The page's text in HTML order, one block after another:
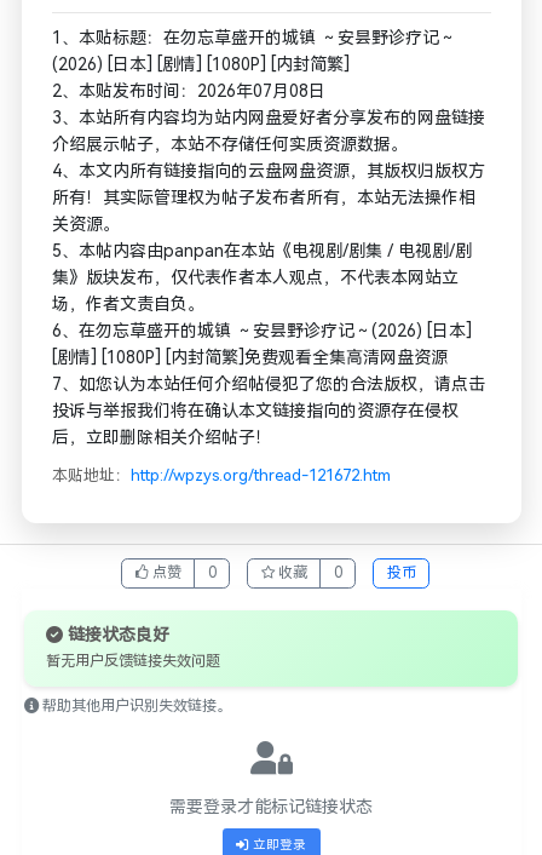
1、本贴标题：在勿忘草盛开的城镇 ～安昙野诊疗记～
(2026) [日本] [剧情] [1080P] [内封简繁]
2、本贴发布时间：2026年07月08日
3、本站所有内容均为站内网盘爱好者分享发布的网盘链接
介绍展示帖子，本站不存储任何实质资源数据。
4、本文内所有链接指向的云盘网盘资源，其版权归版权方
所有！其实际管理权为帖子发布者所有，本站无法操作相
关资源。
5、本帖内容由panpan在本站《电视剧/剧集 / 电视剧/剧
集》版块发布，仅代表作者本人观点，不代表本网站立
场，作者文责自负。
6、在勿忘草盛开的城镇 ～安昙野诊疗记～(2026) [日本]
[剧情] [1080P] [内封简繁]免费观看全集高清网盘资源
7、如您认为本站任何介绍帖侵犯了您的合法版权，请点击
投诉与举报我们将在确认本文链接指向的资源存在侵权
后，立即删除相关介绍帖子！
本贴地址： http://wpzys.org/thread-121672.htm
点赞 0 收藏 0 投币
链接状态良好
暂无用户反馈链接失效问题
帮助其他用户识别失效链接。
需要登录才能标记链接状态
立即登录